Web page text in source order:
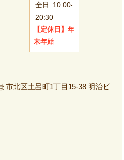
全日
10:00-
20:30
【定休日】 年
末年始
市北区土呂町1丁目15-38 明治ビ